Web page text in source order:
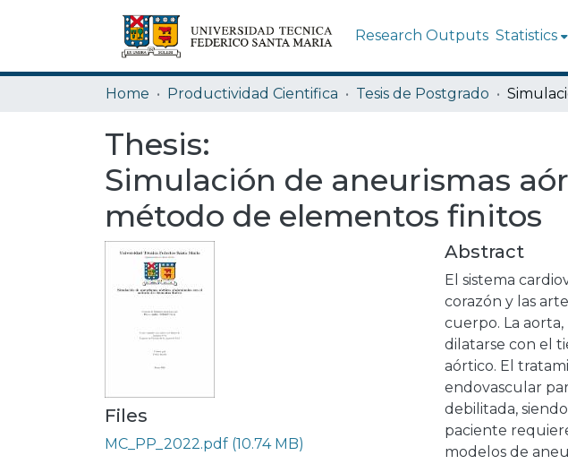
Research Outputs Statistics
Home Productividad Cientifica Tesis de Postgrado
Thesis:
Simulación de aneurismas
método de elementos finitos
Files
MC_PP_2022.pdf (10.74 MB)
Abstract
El sistema
corazón y las
cuerpo. La
dilatarse con el
aórtico. El
endovascular
debilitada,
paciente
modelos de